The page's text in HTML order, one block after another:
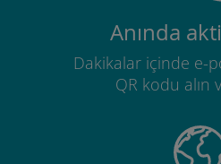
Anında
Dakikalar içinde e-
QR kodu alın